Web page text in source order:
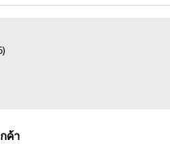
ค้า